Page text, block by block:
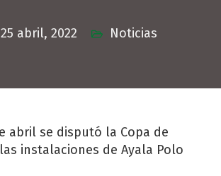
25 abril, 2022 Noticias
abril se disputó la Copa de
instalaciones de Ayala Polo